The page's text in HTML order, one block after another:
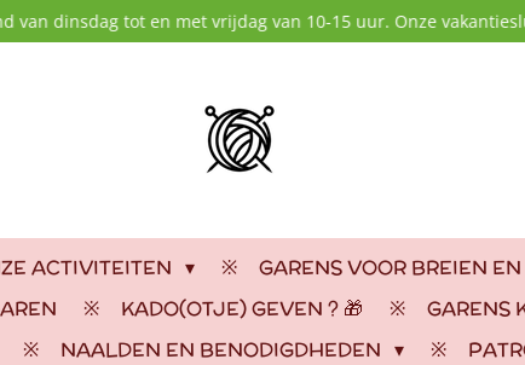
van dinsdag tot en met vrijdag van 10-15 uur. Onze
ACTIVITEITEN
GARENS VOOR BREIEN
KADO(OTJE) GEVEN ? 🎁
GARENS
NAALDEN EN BENODIGDHEDEN